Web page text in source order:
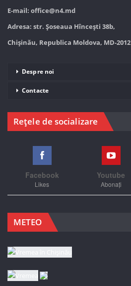
E-mail: office@n4.md
Adresa: str. Șoseaua Hînceşti 38b,
Chișinău, Republica Moldova, MD-2012
Despre noi
Contacte
Rețele de socializare
Facebook
Likes
Youtube
Abonați
METEO